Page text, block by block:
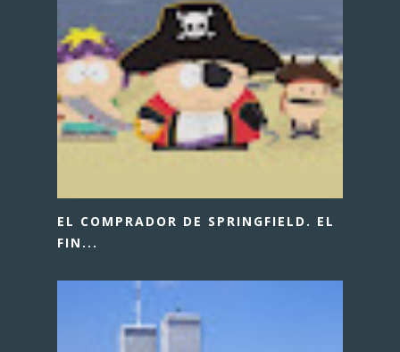
EL COMPRADOR DE SPRINGFIELD. EL
FIN...